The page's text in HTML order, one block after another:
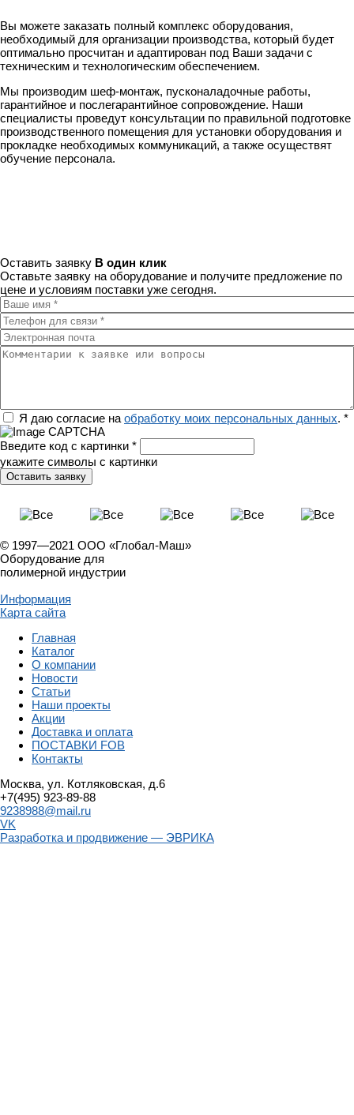
Вы можете заказать полный комплекс оборудования,
необходимый для организации производства, который будет
оптимально просчитан и адаптирован под Ваши задачи с
техническим и технологическим обеспечением.
Мы производим шеф-монтаж, пусконаладочные работы,
гарантийное и послегарантийное сопровождение. Наши
специалисты проведут консультации по правильной подготовке
производственного помещения для установки оборудования и
прокладке необходимых коммуникаций, а также осуществят
обучение персонала.
Оставить заявку В один клик
Оставьте заявку на оборудование и получите предложение по
цене и условиям поставки уже сегодня.
Ваше имя*
Телефон для связи
Электронная почта
Комментарии к заявке или вопросы
РегионЯ даю согласие на обработку моих персональных данных. *
Введите код с картинки *
укажите символы с картинки
© 1997—2021 ООО «Глобал-Маш»
Оборудование для
полимерной индустрии
Информация
Карта сайта
Главная
Каталог
О компании
Новости
Статьи
Наши проекты
Акции
Доставка и оплата
ПОСТАВКИ FOB
Контакты
Москва, ул. Котляковская, д.6
+7(495) 923-89-88
9238988@mail.ru
VK
Разработка и продвижение — ЭВРИКА